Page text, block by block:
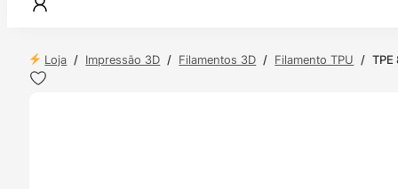
Loja / Impressão 3D / Filamentos 3D / Filamento TPU / TPE